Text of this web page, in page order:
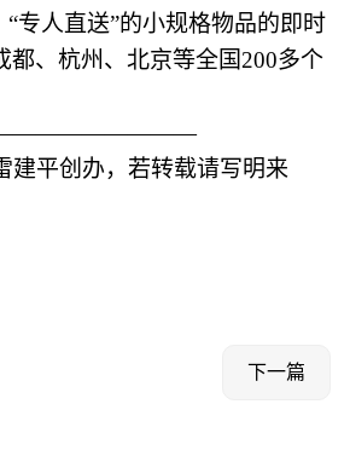
“专人直送”的小规格物品的即时
都、杭州、北京等全国200多个
建平创办，若转载请写明来
下一篇